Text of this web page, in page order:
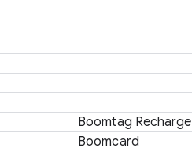
Boomtag Recharge
Boomcard